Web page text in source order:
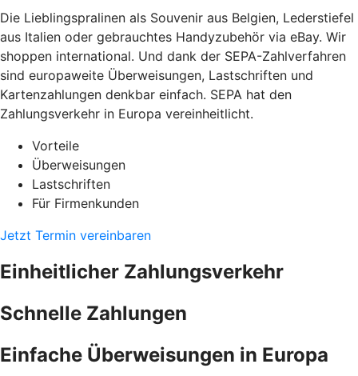
Die Lieblingspralinen als Souvenir aus Belgien, Lederstiefel
aus Italien oder gebrauchtes Handyzubehör via eBay. Wir
shoppen international. Und dank der SEPA-Zahlverfahren
sind europaweite Überweisungen, Lastschriften und
Kartenzahlungen denkbar einfach. SEPA hat den
Zahlungsverkehr in Europa vereinheitlicht.
Vorteile
Überweisungen
Lastschriften
Für Firmenkunden
Jetzt Termin vereinbaren
Einheitlicher Zahlungsverkehr
Schnelle Zahlungen
Einfache Überweisungen in Europa